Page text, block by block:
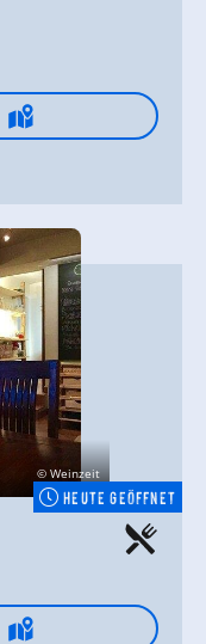
© Weinzeit
HEUTE GEÖFFNET